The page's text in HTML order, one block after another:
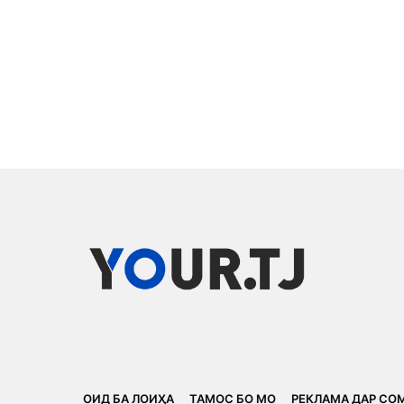
ОИД БА ЛОИҲА ТАМОС БО МО РЕКЛАМА ДАР